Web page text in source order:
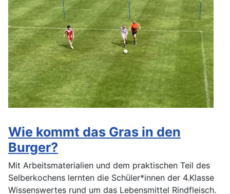
Wie kommt das Gras in den
Burger?
Mit Arbeitsmaterialien und dem praktischen Teil des
Selberkochens lernten die Schüler*innen der 4.Klasse
Wissenswertes rund um das Lebensmittel Rindfleisch.